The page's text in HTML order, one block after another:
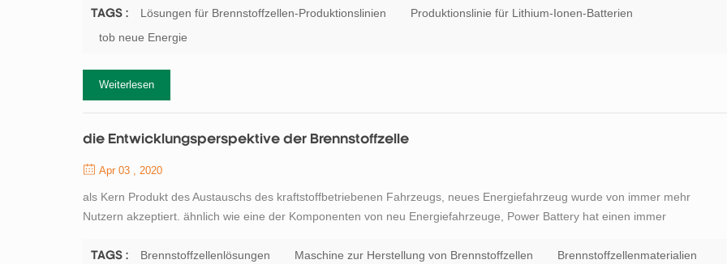
Elektrode und das von der negativen Elek...
TAGS : Lösungen für Brennstoffzellen-Produktionslinien
Produktionslinie für Lithium-Ionen-Batterien
tob neue Energie
Weiterlesen
die Entwicklungsperspektive der Brennstoffzelle
Apr 03 , 2020
als Kern Produkt des Austauschs des kraftstoffbetriebenen Fahrzeugs, neues Energiefahrzeug wurde von immer mehr
Nutzern akzeptiert. ähnlich wie eine der Komponenten von neu Energiefahrzeuge, Power Battery hat einen immer
Superkondensators, tob war schon immer der Entwicklung der Brennstoffze...
TAGS : Brennstoffzellenlösungen Maschine zur Herstellung von Brennstoffzellen Brennstoffzellenmaterialien